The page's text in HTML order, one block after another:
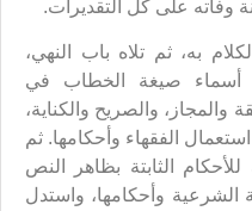
به، ثم تلاه باب النهي،
أسماء صيغة الخطاب في
والمجاز، والصريح والكناية،
الفقهاء وأحكامها. ثم
الثابتة بظاهر النص
الشرعية وأحكامها، واستدل